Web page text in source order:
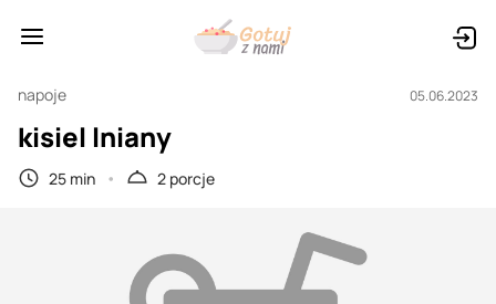
napoje 05.06.2023
kisiel lniany
25 min 2 porcje